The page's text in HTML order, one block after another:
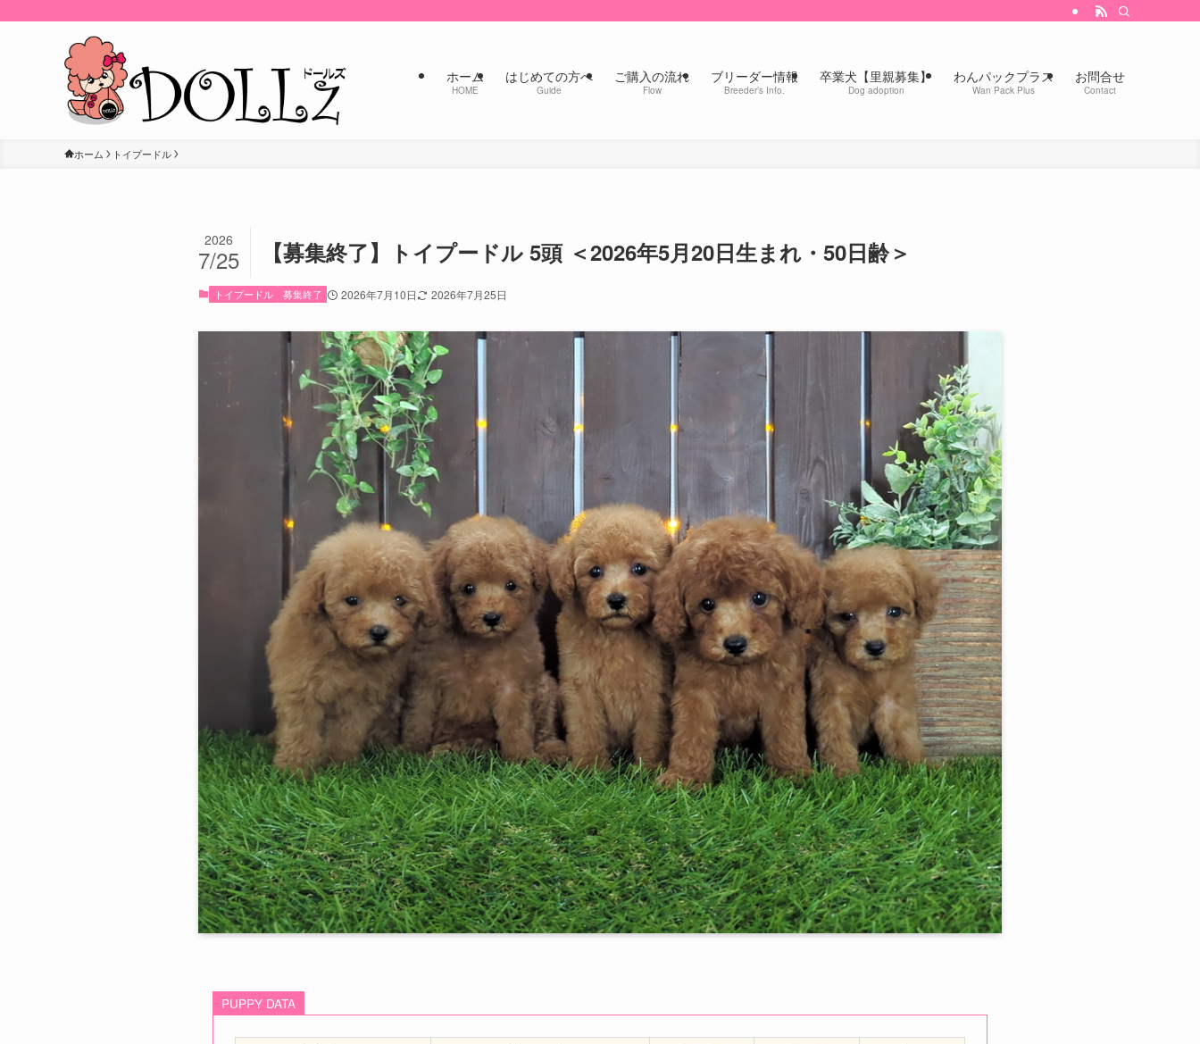
ホーム
HOME
はじめての方へ
Guide
ご購入の流れ
Flow
ブリーダー情報
Breeder’s Info.
卒業犬【里親募集】
Dog adoption
わんパックプラス
Wan Pack Plus
お問合せ
Contact
ホーム トイプードル
【募集終了】トイプードル 5頭 ＜2026年5月20日生まれ・50日齢＞
2026
7/25
トイプードル 募集終了 2026年7月10日 2026年7月25日
PUPPY DATA